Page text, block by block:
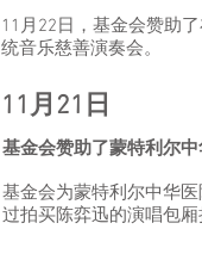
11月22日，基金会赞助
统音乐慈善演奏会。
11月21日
基金会赞助了蒙特利尔
基金会为蒙特利尔中华
过拍买陈弈迅的演唱包厢